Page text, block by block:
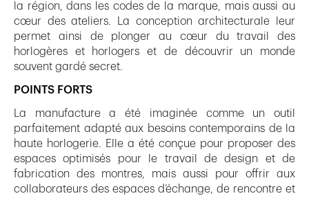
la région, dans les codes de la marque, mais aussi au
cœur des ateliers. La conception architecturale leur
permet ainsi de plonger au cœur du travail des
horlogères et horlogers et de découvrir un monde
souvent gardé secret.
POINTS FORTS
La manufacture a été imaginée comme un outil
parfaitement adapté aux besoins contemporains de la
haute horlogerie. Elle a été conçue pour proposer des
espaces optimisés pour le travail de design et de
fabrication des montres, mais aussi pour offrir aux
collaborateurs des espaces d’échange, de rencontre et